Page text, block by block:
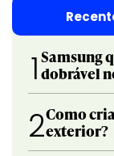
1 Samsung
dobrável
2Como
exterior?